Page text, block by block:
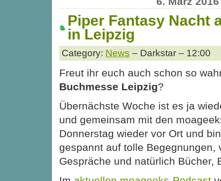
Piper Fantasy Nacht
in Leipzig
Category: News – Darkstar – 12:00
Freut ihr euch auch schon so
Buchmesse Leipzig?
Übernächste Woche ist es ja
und gemeinsam mit den
Donnerstag wieder vor Ort und
gespannt auf tolle Begegnungen,
Gespräche und natürlich Bücher,